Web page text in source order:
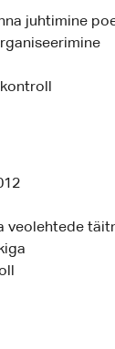
juhtimine
veolehtede